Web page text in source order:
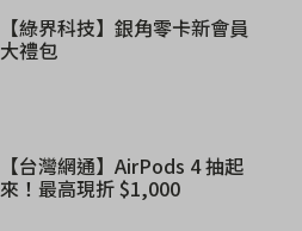
【綠界科技】銀角零卡新會員
大禮包
【台灣網通】AirPods 4 抽起
來！最高現折 $1,000